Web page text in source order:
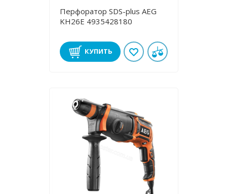
Перфоратор SDS-plus AEG
KH26E 4935428180
КУПИТЬ